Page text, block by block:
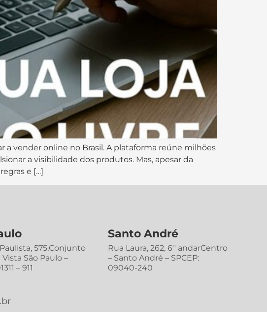
a vender online no Brasil. A plataforma reúne milhões
a visibilidade dos produtos. Mas, apesar da
e […]
575,Conjunto
Vista São Paulo –
– 911
Santo André
Rua Laura, 262, 6º andarCentro
– Santo André – SPCEP:
09040-240